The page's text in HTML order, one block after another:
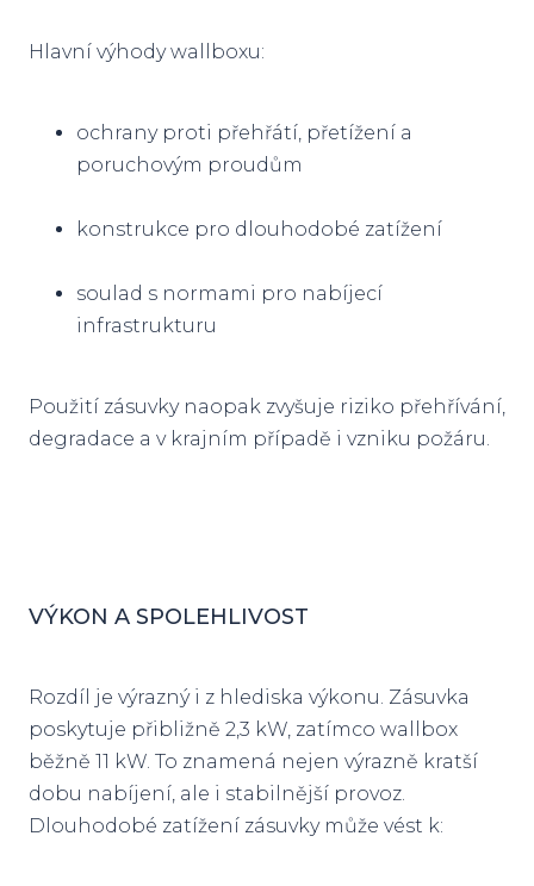
Hlavní výhody wallboxu:
ochrany proti přehřátí, přetížení a
poruchovým proudům
konstrukce pro dlouhodobé zatížení
soulad s normami pro nabíjecí
infrastrukturu
Použití zásuvky naopak zvyšuje riziko přehřívání,
degradace a v krajním případě i vzniku požáru.
VÝKON A SPOLEHLIVOST
Rozdíl je výrazný i z hlediska výkonu. Zásuvka
poskytuje přibližně 2,3 kW, zatímco wallbox
běžně 11 kW. To znamená nejen výrazně kratší
dobu nabíjení, ale i stabilnější provoz.
Dlouhodobé zatížení zásuvky může vést k: